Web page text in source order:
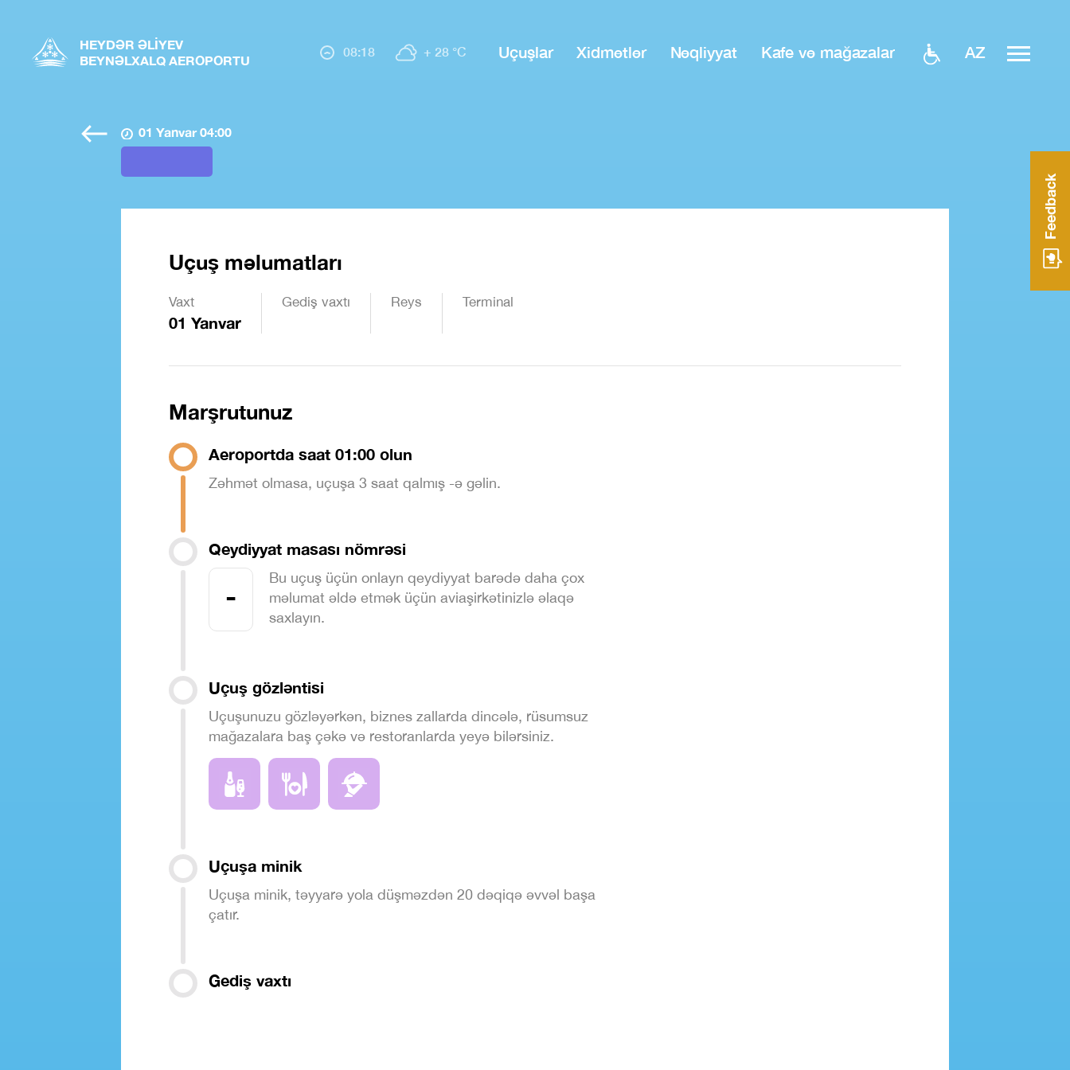
HEYDƏR ƏLIYEV
BEYNƏLXALQ AEROPORTU
08:18 + 28 °C Uçuşlar Xidmətlər Nəqliyyat Kafe və mağazalar AZ
01 Yanvar 04:00
Uçuş məlumatları
Vaxt
01 Yanvar
Gediş vaxtı Reys Terminal
Marşrutunuz
Aeroportda saat 01:00 olun
Zəhmət olmasa, uçuşa 3 saat qalmış -ə gəlin.
Qeydiyyat masası nömrəsi
-
Bu uçuş üçün onlayn qeydiyyat barədə daha çox
məlumat əldə etmək üçün aviaşirkətinizlə əlaqə
saxlayın.
Uçuş gözləntisi
Uçuşunuzu gözləyərkən, biznes zallarda dincələ, rüsumsuz
mağazalara baş çəkə və restoranlarda yeyə bilərsiniz.
Uçuşa minik
Uçuşa minik, təyyarə yola düşməzdən 20 dəqiqə əvvəl başa
çatır.
Gediş vaxtı
Feedback